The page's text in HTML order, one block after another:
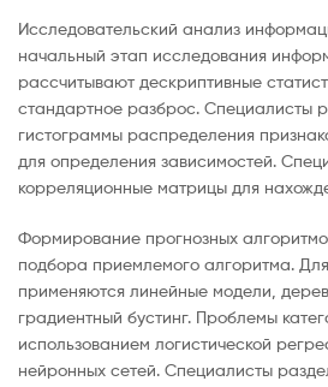
Исследовательский анализ
начальный этап исследования
рассчитывают дескриптивные
стандартное разброс. Специалисты
гистограммы распределения
для определения зависимостей.
корреляционные матрицы для
Формирование прогнозных
подбора приемлемого алгоритма.
применяются линейные модели,
градиентный бустинг. Проблемы
использованием логистической
нейронных сетей. Специалисты